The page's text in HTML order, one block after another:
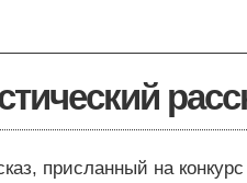
присланный на